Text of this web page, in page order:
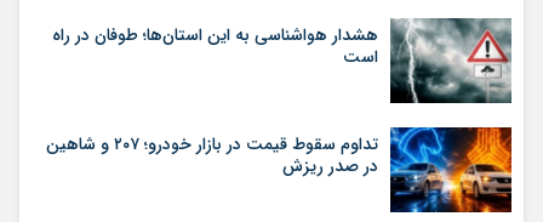
هشدار هواشناسی به این استان‌ها؛ طوفان در راه
است
تداوم سقوط قیمت در بازار خودرو؛ ۲۰۷ و شاهین
در صدر ریزش